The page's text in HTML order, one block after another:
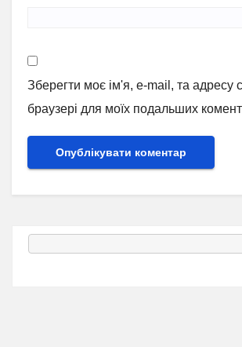
Зберегти моє ім'я, e-mail, та адресу
браузері для моїх подальших